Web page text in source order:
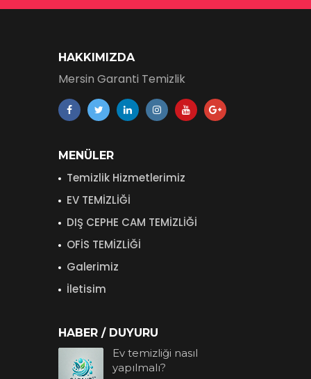
HAKKIMIZDA
Mersin Garanti Temizlik
MENÜLER
Temizlik Hizmetlerimiz
EV TEMİZLİĞİ
DIŞ CEPHE CAM TEMİZLİĞİ
OFİS TEMİZLİĞİ
Galerimiz
İletisim
HABER / DUYURU
Ev temizliği nasıl
yapılmalı?